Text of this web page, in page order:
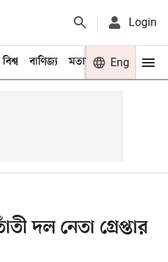
Login
বিশ্ব বাণিজ্য মতামত খেলা
Eng
দল নেতা গ্রেপ্তার